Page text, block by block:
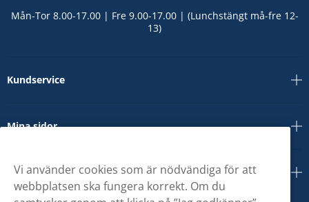
Mån-Tor 8.00-17.00 | Fre 9.00-17.00 | (Lunchstängt må-fre 12-
13)
Kundservice
Mina sidor
Om oss
Vi använder cookies som är nödvändiga för att
webbplatsen ska fungera korrekt. Om du